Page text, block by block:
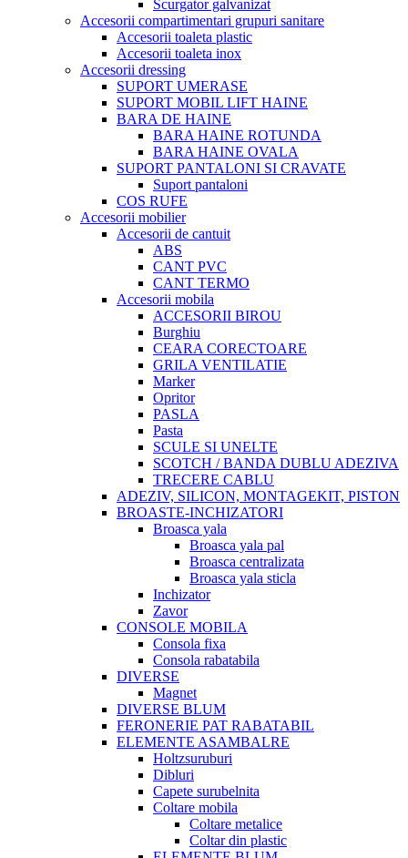
Scurgator galvanizat
Accesorii compartimentari grupuri sanitare
Accesorii toaleta plastic
Accesorii toaleta inox
Accesorii dressing
SUPORT UMERASE
SUPORT MOBIL LIFT HAINE
BARA DE HAINE
BARA HAINE ROTUNDA
BARA HAINE OVALA
SUPORT PANTALONI SI CRAVATE
Suport pantaloni
COS RUFE
Accesorii mobilier
Accesorii de cantuit
ABS
CANT PVC
CANT TERMO
Accesorii mobila
ACCESORII BIROU
Burghiu
CEARA CORECTOARE
GRILA VENTILATIE
Marker
Opritor
PASLA
Pasta
SCULE SI UNELTE
SCOTCH / BANDA DUBLU ADEZIVA
TRECERE CABLU
ADEZIV, SILICON, MONTAGEKIT, PISTON
BROASTE-INCHIZATORI
Broasca yala
Broasca yala pal
Broasca centralizata
Broasca yala sticla
Inchizator
Zavor
CONSOLE MOBILA
Consola fixa
Consola rabatabila
DIVERSE
Magnet
DIVERSE BLUM
FERONERIE PAT RABATABIL
ELEMENTE ASAMBALRE
Holtzsuruburi
Dibluri
Capete surubelnita
Coltare mobila
Coltare metalice
Coltar din plastic